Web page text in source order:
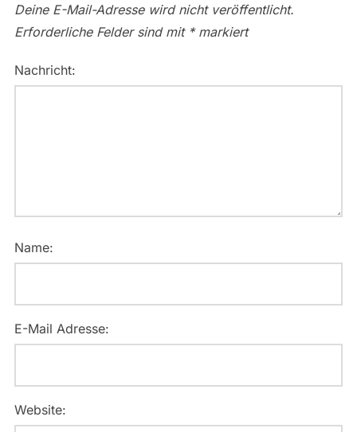
Deine E-Mail-Adresse wird nicht veröffentlicht.
Erforderliche Felder sind mit *markiert
Nachricht:
Name:
E-Mail Adresse:
Website: